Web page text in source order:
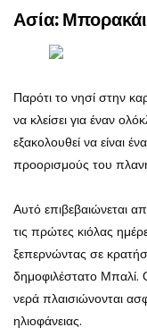
Ασία:
Παρότι το νησί στην
να κλείσει για έναν
εξακολουθεί να είναι
προορισμούς του
Αυτό επιβεβαιώνεται
τις πρώτες κιόλας
ξεπερνώντας σε
δημοφιλέστατο Μπαλί.
νερά πλαισιώνονται
ηλιοφάνειας.